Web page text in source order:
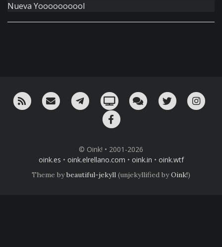
Nueva Yoooooooool
RSS ¡Mándame un email!¡Nuestro canal en Telegram!
Oink! TV Charla con nosotros
Twitter
© Oink! • 2001-2026
oink.es • oink.elrellano.com • oink.in • oink.wtf
Theme bybeautiful-jekyll (unjekyllified byOink!)